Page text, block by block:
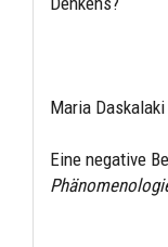
Maria Daskalaki
Eine negative